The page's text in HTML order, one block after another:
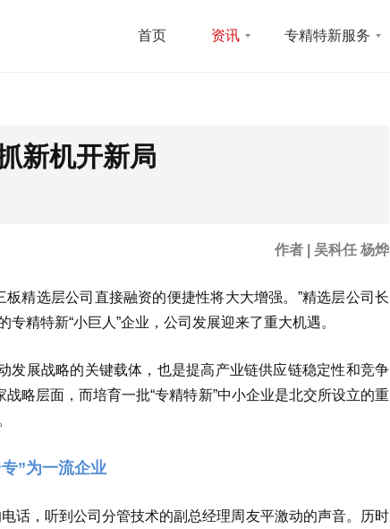
首页 资讯 专精特新服务
新机开新局
作者 | 吴科任 杨烨
精选层公司直接融资的便捷性将大大增强。”精选层公司长
精特新“小巨人”企业，公司发展迎来了重大机遇。
发展战略的关键载体，也是提高产业链供应链稳定性和竞争
略层面，而培育一批“专精特新”中小企业是北交所设立的重
”为一流企业
话，听到公司分管技术的副总经理周友平激动的声音。历时